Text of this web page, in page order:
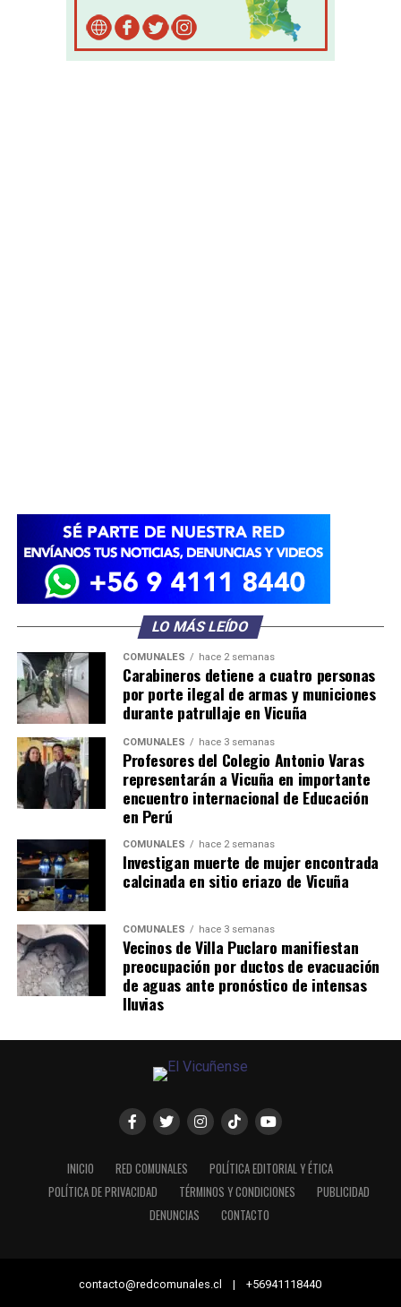
LO MÁS LEÍDO
COMUNALES hace 2 semanas
Carabineros detiene a cuatro personas
por porte ilegal de armas y municiones
durante patrullaje en Vicuña
COMUNALES hace 3 semanas
Profesores del Colegio Antonio Varas
representarán a Vicuña en importante
encuentro internacional de Educación
en Perú
COMUNALES hace 2 semanas
Investigan muerte de mujer encontrada
calcinada en sitio eriazo de Vicuña
COMUNALES hace 3 semanas
Vecinos de Villa Puclaro manifiestan
preocupación por ductos de evacuación
de aguas ante pronóstico de intensas
lluvias
INICIO RED COMUNALES
POLÍTICA EDITORIAL Y ÉTICA
POLÍTICA DE PRIVACIDAD
TÉRMINOS Y CONDICIONES
PUBLICIDAD
DENUNCIAS
CONTACTO
contacto@redcomunales.cl | +56941118440